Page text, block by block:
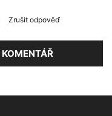
Zrušit odpověď